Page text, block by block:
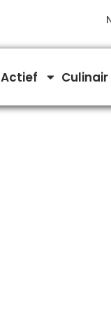
Actief Culinair